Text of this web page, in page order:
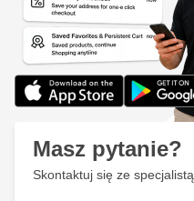
Masz pytanie?
Skontaktuj się ze specjalistą